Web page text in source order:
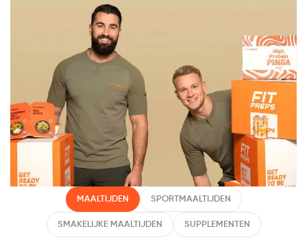
MAALTIJDEN SPORTMAALTIJDEN
SMAKELIJKE MAALTIJDEN SUPPLEMENTEN